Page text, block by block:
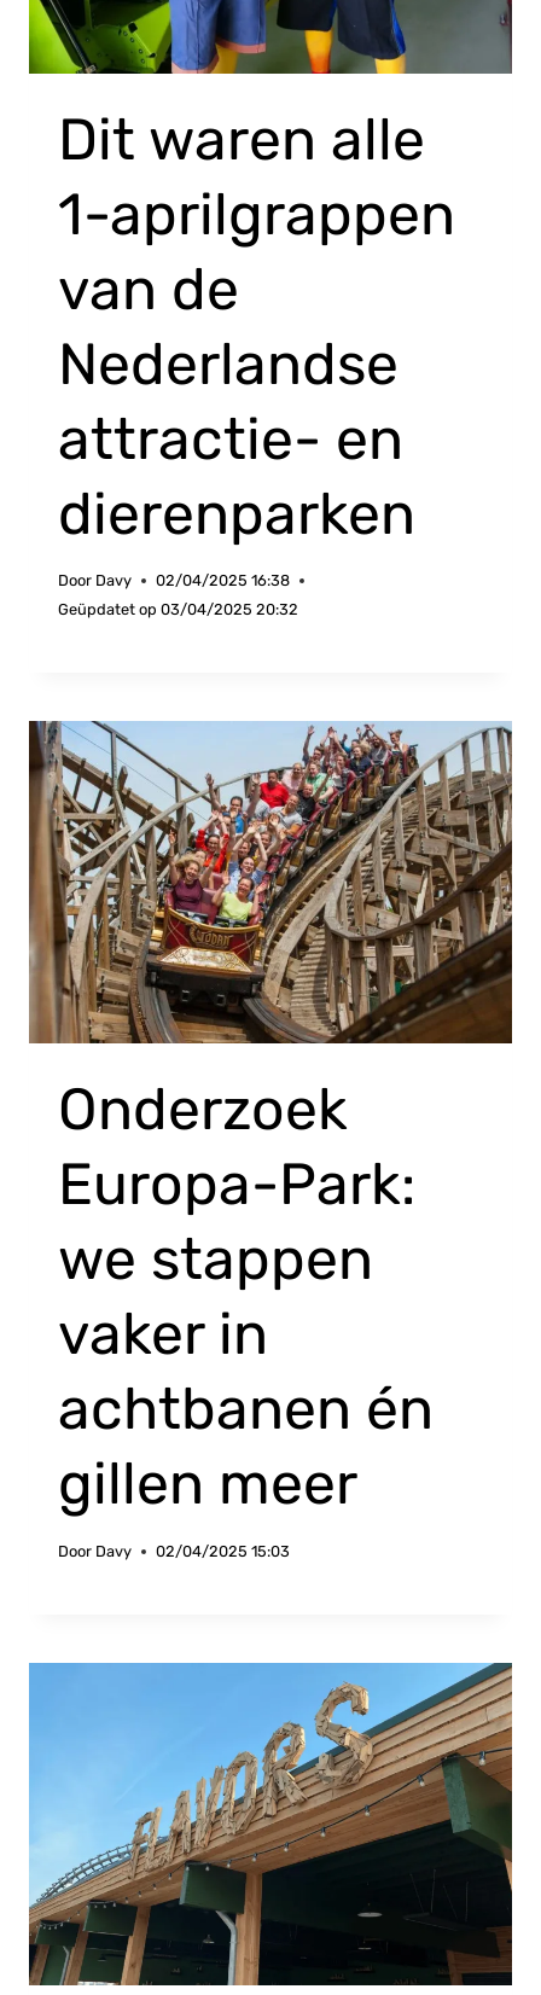
Dit waren alle
1-aprilgrappen
van de
Nederlandse
attractie- en
dierenparken
Door Davy
02/04/2025 16:38
Geüpdatet op 03/04/2025 20:32
Onderzoek
Europa-Park:
we stappen
vaker in
achtbanen én
gillen meer
Door Davy 02/04/2025 15:03